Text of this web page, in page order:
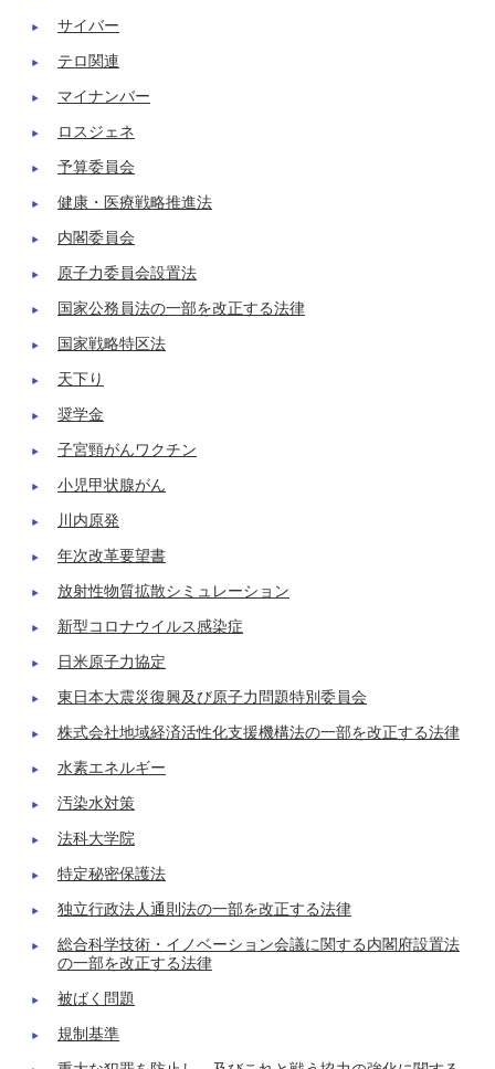
サイバー
テロ関連
マイナンバー
ロスジェネ
予算委員会
健康・医療戦略推進法
内閣委員会
原子力委員会設置法
国家公務員法の一部を改正する法律
国家戦略特区法
天下り
奨学金
子宮頸がんワクチン
小児甲状腺がん
川内原発
年次改革要望書
放射性物質拡散シミュレーション
新型コロナウイルス感染症
日米原子力協定
東日本大震災復興及び原子力問題特別委員会
株式会社地域経済活性化支援機構法の一部を改正する法律
水素エネルギー
汚染水対策
法科大学院
特定秘密保護法
独立行政法人通則法の一部を改正する法律
総合科学技術・イノベーション会議に関する内閣府設置法
の一部を改正する法律
被ばく問題
規制基準